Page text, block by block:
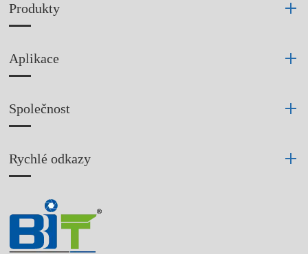
Produkty
Aplikace
Společnost
Rychlé odkazy